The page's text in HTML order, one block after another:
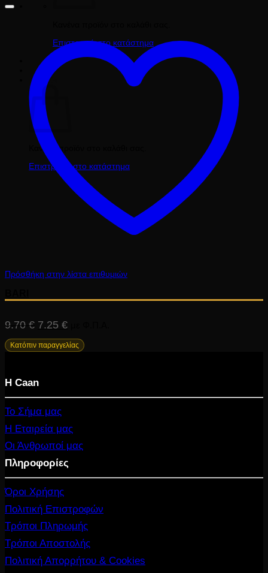
Επιστροφή στο κατάστημα
Καλάθι
Κανένα προϊόν στο καλάθι σας.
Επιστροφή στο κατάστημα
Πρόσθήκη στην λίστα επιθυμιών
9.70 € Original
price
9.70 €.
7.25 €Η
τρέχουσα
Κατόπιν παραγγελίας
Η Caan
Το Σήμα μας
Η Εταιρεία μας
Οι Άνθρωποί μας
Πληροφορίες
Όροι Χρήσης
Πολιτική Επιστροφών
Τρόποι Πληρωμής
Τρόποι Αποστολής
Πολιτική Απορρήτου & Cookies